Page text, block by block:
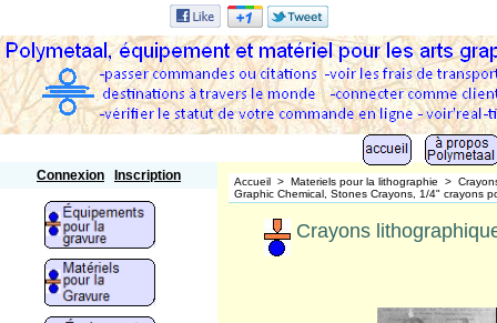
Connexion Inscription Accueil > Materiels pour la lithographie >
Graphic Chemical, Stones Crayons, 1/4" crayons
Crayons